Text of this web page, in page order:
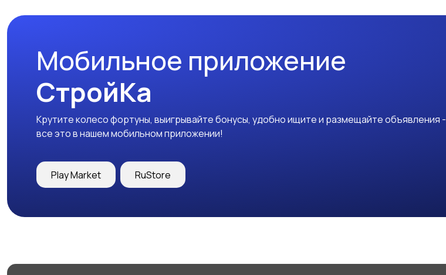
Мобильное приложение
СтройКа
Крутите колесо фортуны, выигрывайте бонусы, удобно ищите и размещайте объявления -
все это в нашем мобильном приложении!
Play Market RuStore